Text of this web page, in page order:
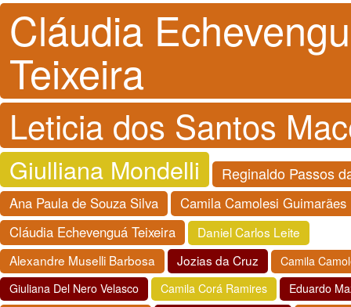
Cláudia
Teixeira
Leticia dos Santos
Giulliana Mondelli Reginaldo Passos
Ana Paula de Souza Silva
Camila Camolesi Guimarães
Cláudia Echevenguá Teixeira
Daniel Carlos Leite
Alexandre Muselli Barbosa
Jozias da Cruz
Camila
Giuliana Del Nero Velasco
Camila Corá Ramires
Eduardo